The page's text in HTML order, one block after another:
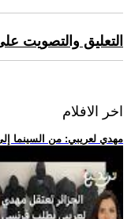
التعليق والتصويت
اخر الافلام
.. مهدي لعريبي: من السينما